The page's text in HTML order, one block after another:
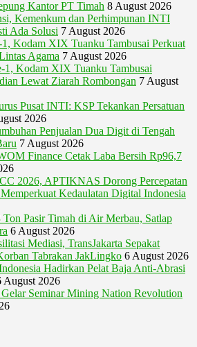
Kantor PT Timah 8 August 2026
Kemenkum dan Perhimpunan INTI
Ada Solusi 7 August 2026
Kodam XIX Tuanku Tambusai Perkuat
Agama 7 August 2026
Kodam XIX Tuanku Tambusai
Lewat Ziarah Rombongan 7 August
Pusat INTI: KSP Tekankan Persatuan
2026
Penjualan Dua Digit di Tengah
7 August 2026
Finance Cetak Laba Bersih Rp96,7
2026, APTIKNAS Dorong Percepatan
Kedaulatan Digital Indonesia
Pasir Timah di Air Merbau, Satlap
6 August 2026
Mediasi, TransJakarta Sepakat
Tabrakan JakLingko 6 August 2026
Hadirkan Pelat Baja Anti-Abrasi
August 2026
Seminar Mining Nation Revolution